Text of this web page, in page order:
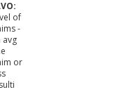
of
-
avg
or